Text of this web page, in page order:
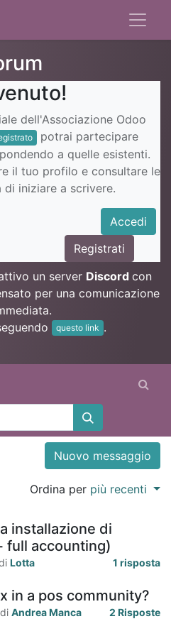
dell'Associazione Odoo
potrai partecipare
a quelle esistenti.
il tuo profilo e consultare le
di iniziare a scrivere.
Accedi
Registrati
un server Discord con
per una comunicazione
questo link .
Nuovo messaggio
Ordina per più recenti
installazione di
full accounting)
Lotta 1 risposta
in a pos community?
Andrea Manca 2 Risposte